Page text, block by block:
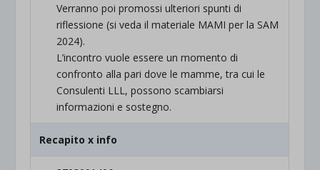
Verranno poi promossi ulteriori spunti di
riflessione (si veda il materiale MAMI per la SAM
2024).
L’incontro vuole essere un momento di
confronto alla pari dove le mamme, tra cui le
Consulenti LLL, possono scambiarsi
informazioni e sostegno.
Recapito x info